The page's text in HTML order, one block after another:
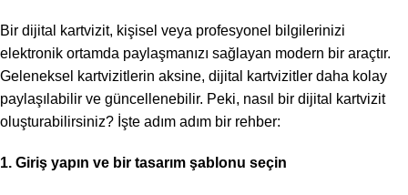
Bir dijital kartvizit, kişisel veya profesyonel bilgilerinizi
elektronik ortamda paylaşmanızı sağlayan modern bir araçtır.
Geleneksel kartvizitlerin aksine, dijital kartvizitler daha kolay
paylaşılabilir ve güncellenebilir. Peki, nasıl bir dijital kartvizit
oluşturabilirsiniz? İşte adım adım bir rehber:
1. Giriş yapın ve bir tasarım şablonu seçin